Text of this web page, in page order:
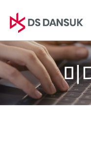
회사소개
CEO 인사말
미